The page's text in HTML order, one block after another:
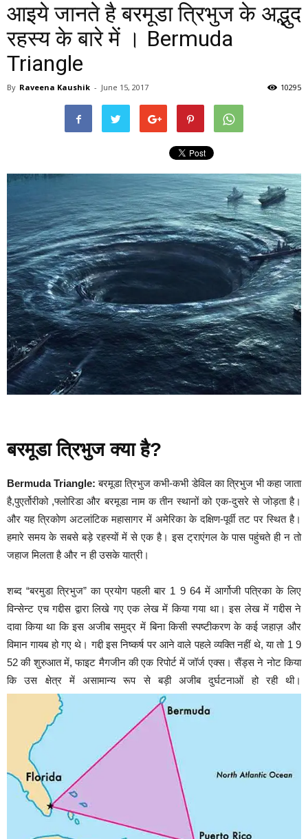
आइये जानते है बरमूडा त्रिभुज के अद्भुद
रहस्य के बारे में । Bermuda
Triangle
By Raveena Kaushik - June 15, 2017 10295
बरमूडा त्रिभुज क्या है?
Bermuda Triangle:बरमूडा त्रिभुज कभी-कभी डेविल का त्रिभुज भी कहा जाता
है,पुएर्तोरीको ,फ्लोरिडा और बरमूडा नाम क तीन स्थानों को एक-दुसरे से जोड़ता है।
और यह त्रिकोण अटलांटिक महासागर में अमेरिका के दक्षिण-पूर्वी तट पर स्थित है।
हमारे समय के सबसे बड़े रहस्यों में से एक है। इस ट्राएंगल के पास पह‌ुंचते ही न तो
जहाज मिलता है और न ही उसके यात्री।
शब्द “बरमुडा त्रिभुज” का प्रयोग पहली बार 1 9 64 में आर्गोजी पत्रिका के लिए
विन्सेन्ट एच गद्दीस द्वारा लिखे गए एक लेख में किया गया था। इस लेख में गद्दीस ने
दावा किया था कि इस अजीब समुद्र में बिना किसी स्पष्टीकरण के कई जहाज़ और
विमान गायब हो गए थे। गद्दी इस निष्कर्ष पर आने वाले पहले व्यक्ति नहीं थे, या तो 1 9
52 की शुरुआत में, फाइट मैगजीन की एक रिपोर्ट में जॉर्ज एक्स। सैंड्स ने नोट किया
कि उस क्षेत्र में असामान्य रूप से बड़ी अजीब दुर्घटनाओं हो रही थी।